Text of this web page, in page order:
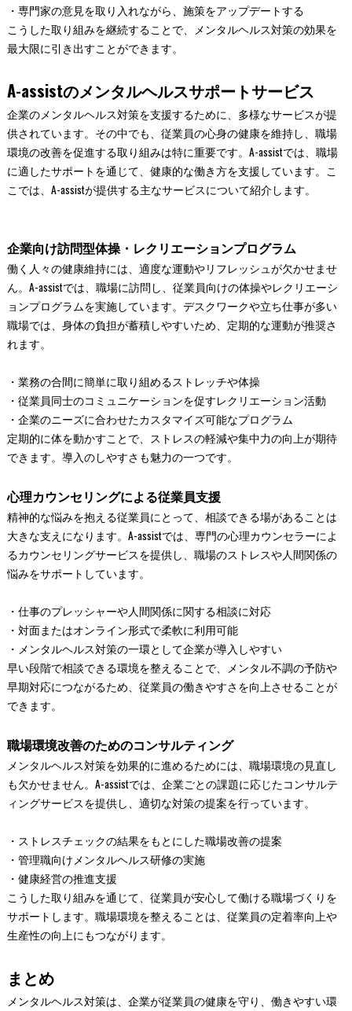
・専門家の意見を取り入れながら、施策をアップデートする
こうした取り組みを継続することで、メンタルヘルス対策の効果を
最大限に引き出すことができます。
A-assistのメンタルヘルスサポートサービス
企業のメンタルヘルス対策を支援するために、多様なサービスが提
供されています。その中でも、従業員の心身の健康を維持し、職場
環境の改善を促進する取り組みは特に重要です。A-assistでは、職場
に適したサポートを通じて、健康的な働き方を支援しています。こ
こでは、A-assistが提供する主なサービスについて紹介します。
企業向け訪問型体操・レクリエーションプログラム
働く人々の健康維持には、適度な運動やリフレッシュが欠かせませ
ん。A-assistでは、職場に訪問し、従業員向けの体操やレクリエーシ
ョンプログラムを実施しています。デスクワークや立ち仕事が多い
職場では、身体の負担が蓄積しやすいため、定期的な運動が推奨さ
れます。
・業務の合間に簡単に取り組めるストレッチや体操
・従業員同士のコミュニケーションを促すレクリエーション活動
・企業のニーズに合わせたカスタマイズ可能なプログラム
定期的に体を動かすことで、ストレスの軽減や集中力の向上が期待
できます。導入のしやすさも魅力の一つです。
心理カウンセリングによる従業員支援
精神的な悩みを抱える従業員にとって、相談できる場があることは
大きな支えになります。A-assistでは、専門の心理カウンセラーによ
るカウンセリングサービスを提供し、職場のストレスや人間関係の
悩みをサポートしています。
・仕事のプレッシャーや人間関係に関する相談に対応
・対面またはオンライン形式で柔軟に利用可能
・メンタルヘルス対策の一環として企業が導入しやすい
早い段階で相談できる環境を整えることで、メンタル不調の予防や
早期対応につながるため、従業員の働きやすさを向上させることが
できます。
職場環境改善のためのコンサルティング
メンタルヘルス対策を効果的に進めるためには、職場環境の見直し
も欠かせません。A-assistでは、企業ごとの課題に応じたコンサルテ
ィングサービスを提供し、適切な対策の提案を行っています。
・ストレスチェックの結果をもとにした職場改善の提案
・管理職向けメンタルヘルス研修の実施
・健康経営の推進支援
こうした取り組みを通じて、従業員が安心して働ける職場づくりを
サポートします。職場環境を整えることは、従業員の定着率向上や
生産性の向上にもつながります。
まとめ
メンタルヘルス対策は、企業が従業員の健康を守り、働きやすい環